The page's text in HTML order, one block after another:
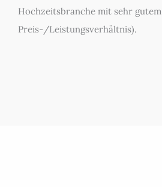
Hochzeitsbranche mit sehr gutem
Preis-/Leistungsverhältnis).